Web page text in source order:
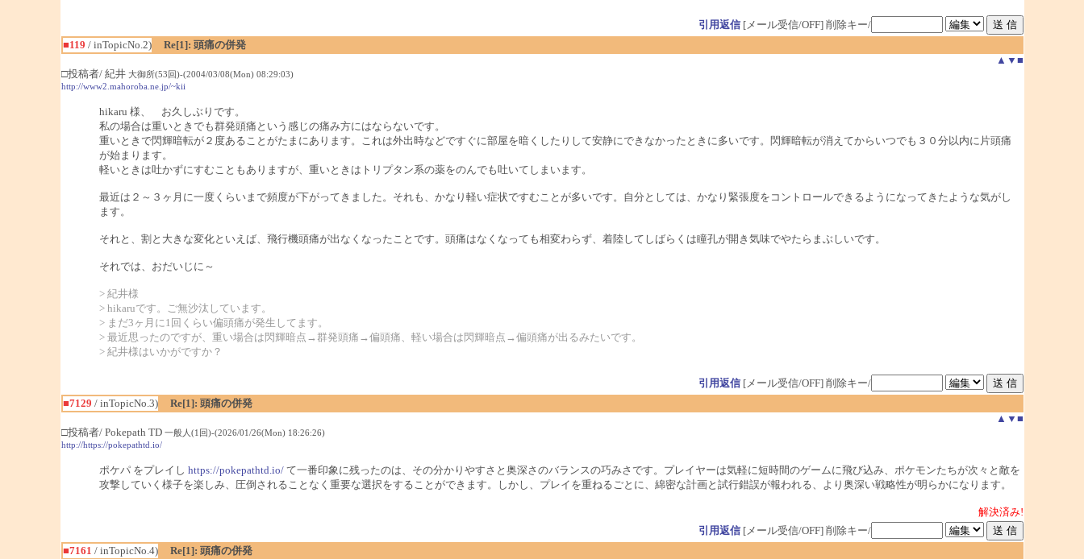
引用返信[メール受信/OFF] 削除キー/
■119 / inTopicNo.2)
Re[1]: 頭痛の併発
▲ ▼ ■
□投稿者/ 紀井 大御所(53回)-(2004/03/08(Mon) 08:29:03)
http://www2.mahoroba.ne.jp/~kii
hikaru 様、 お久しぶりです。
私の場合は重いときでも群発頭痛という感じの痛み方にはならないです。
重いときで閃輝暗転が２度あることがたまにあります。これは外出時などですぐに部屋を暗くしたりして安静にできなかったときに多いです。閃輝暗転が消えてからいつでも３０分以内に片頭痛
が始まります。
軽いときは吐かずにすむこともありますが、重いときはトリプタン系の薬をのんでも吐いてしまいます。
最近は２～３ヶ月に一度くらいまで頻度が下がってきました。それも、かなり軽い症状ですむことが多いです。自分としては、かなり緊張度をコントロールできるようになってきたような気がし
ます。
それと、割と大きな変化といえば、飛行機頭痛が出なくなったことです。頭痛はなくなっても相変わらず、着陸してしばらくは瞳孔が開き気味でやたらまぶしいです。
それでは、おだいじに～
> 紀井様
> hikaruです。ご無沙汰しています。
> まだ3ヶ月に1回くらい偏頭痛が発生してます。
> 最近思ったのですが、重い場合は閃輝暗点→群発頭痛→偏頭痛、軽い場合は閃輝暗点→偏頭痛が出るみたいです。
> 紀井様はいかがですか？
引用返信[メール受信/OFF] 削除キー/
■7129 / inTopicNo.3)
Re[1]: 頭痛の併発
▲ ▼ ■
□投稿者/ Pokepath TD 一般人(1回)-(2026/01/26(Mon) 18:26:26)
http://https://pokepathtd.io/
ポケパ をプレイし https://pokepathtd.io/て一番印象に残ったのは、その分かりやすさと奥深さのバランスの巧みさです。プレイヤーは気軽に短時間のゲームに飛び込み、ポケモンたちが次々と敵を
攻撃していく様子を楽しみ、圧倒されることなく重要な選択をすることができます。しかし、プレイを重ねるごとに、綿密な計画と試行錯誤が報われる、より奥深い戦略性が明らかになります。
解決済み!
引用返信[メール受信/OFF] 削除キー/
■7161 / inTopicNo.4)
Re[1]: 頭痛の併発